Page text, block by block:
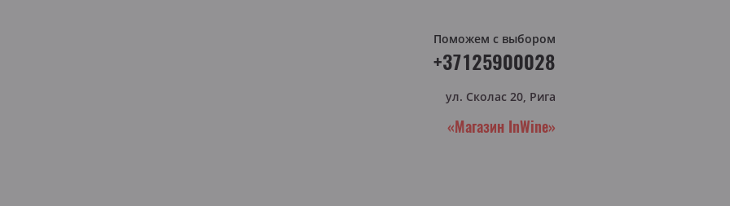
Поможем с выбором
+37125900028
ул. Сколас 20, Рига
«Магазин InWine»